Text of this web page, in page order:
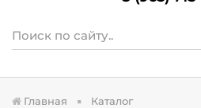
Главная
Каталог